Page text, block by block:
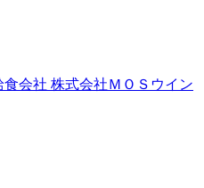
会社 株式会社ＭＯＳウイン